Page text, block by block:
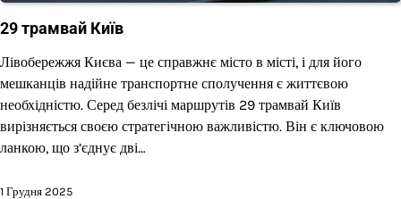
29 трамвай Київ
Лівобережжя Києва — це справжнє місто в місті, і для його
мешканців надійне транспортне сполучення є життєвою
необхідністю. Серед безлічі маршрутів 29 трамвай Київ
вирізняється своєю стратегічною важливістю. Він є ключовою
ланкою, що з’єднує дві…
1 Грудня 2025